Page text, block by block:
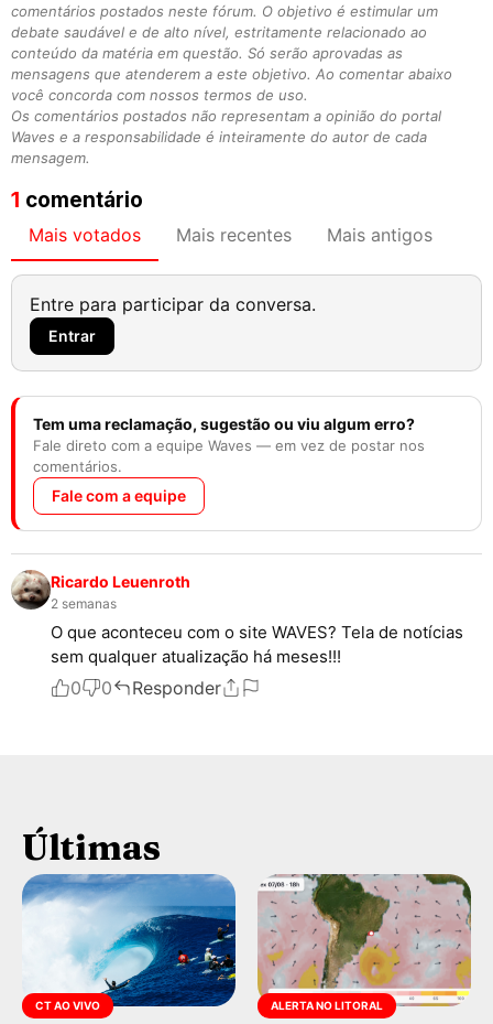
comentários postados neste fórum. O objetivo é estimular um
debate saudável e de alto nível, estritamente relacionado ao
conteúdo da matéria em questão. Só serão aprovadas as
mensagens que atenderem a este objetivo. Ao comentar abaixo
você concorda com nossos termos de uso.
Os comentários postados não representam a opinião do portal
Waves e a responsabilidade é inteiramente do autor de cada
mensagem.
1 comentário
Mais votados Mais recentes Mais antigos
Entre para participar da conversa.
Entrar
Tem uma reclamação, sugestão ou viu algum erro?
Fale direto com a equipe Waves — em vez de postar nos
comentários.
Fale com a equipe
Ricardo Leuenroth
2 semanas
O que aconteceu com o site WAVES? Tela de notícias
sem qualquer atualização há meses!!!
0 0 Responder
Últimas
CT AO VIVO ALERTA NO LITORAL